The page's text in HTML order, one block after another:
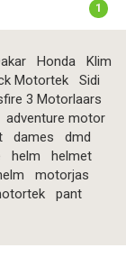
1
Honda
Klim
Motortek
Sidi
3 Motorlaars
adventure motor
dames
dmd
helm
helmet
motorjas
pant